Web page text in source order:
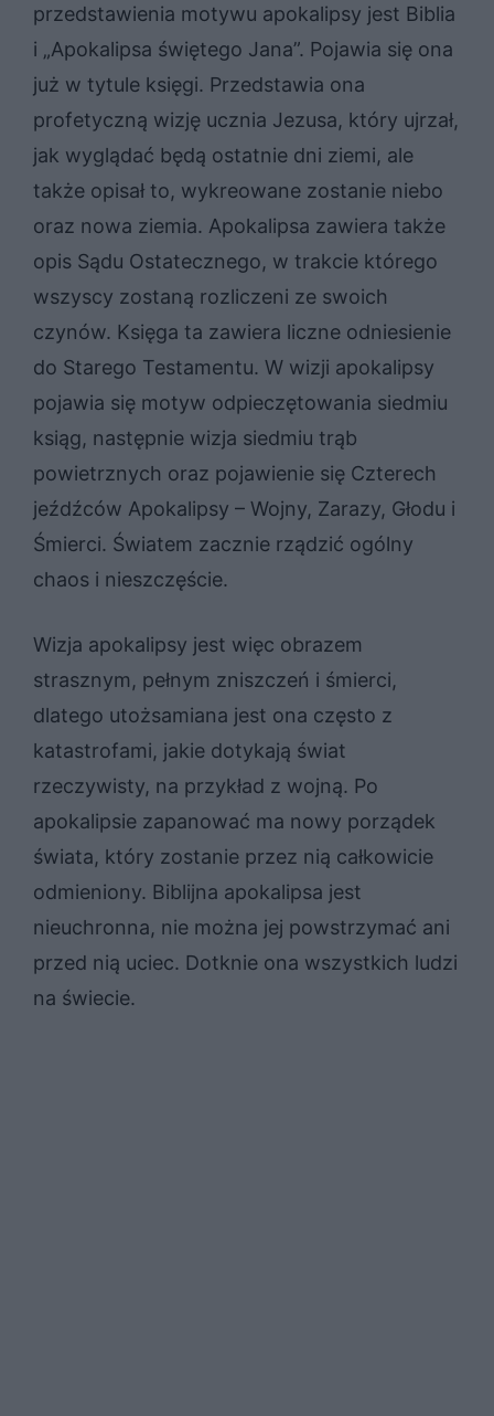
przedstawienia motywu apokalipsy jest Biblia
i „Apokalipsa świętego Jana”. Pojawia się ona
już w tytule księgi. Przedstawia ona
profetyczną wizję ucznia Jezusa, który ujrzał,
jak wyglądać będą ostatnie dni ziemi, ale
także opisał to, wykreowane zostanie niebo
oraz nowa ziemia. Apokalipsa zawiera także
opis Sądu Ostatecznego, w trakcie którego
wszyscy zostaną rozliczeni ze swoich
czynów. Księga ta zawiera liczne odniesienie
do Starego Testamentu. W wizji apokalipsy
pojawia się motyw odpieczętowania siedmiu
ksiąg, następnie wizja siedmiu trąb
powietrznych oraz pojawienie się Czterech
jeźdźców Apokalipsy – Wojny, Zarazy, Głodu i
Śmierci. Światem zacznie rządzić ogólny
chaos i nieszczęście.
Wizja apokalipsy jest więc obrazem
strasznym, pełnym zniszczeń i śmierci,
dlatego utożsamiana jest ona często z
katastrofami, jakie dotykają świat
rzeczywisty, na przykład z wojną. Po
apokalipsie zapanować ma nowy porządek
świata, który zostanie przez nią całkowicie
odmieniony. Biblijna apokalipsa jest
nieuchronna, nie można jej powstrzymać ani
przed nią uciec. Dotknie ona wszystkich ludzi
na świecie.